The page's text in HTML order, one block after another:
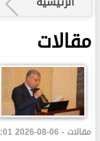
مقالات
مقالات - 06-08-2026 03:01 PM